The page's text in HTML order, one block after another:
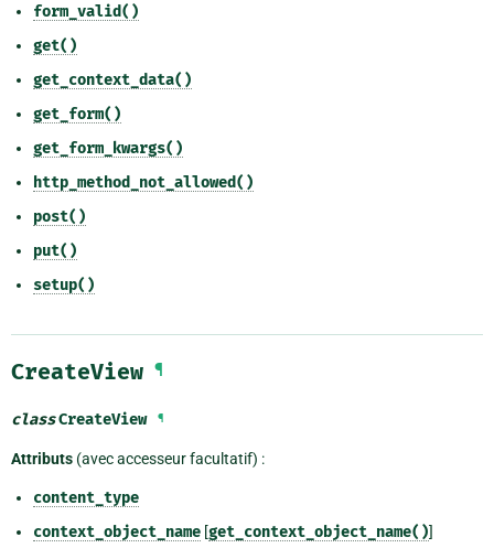
form_valid()
get()
get_context_data()
get_form()
get_form_kwargs()
http_method_not_allowed()
post()
put()
setup()
CreateView ¶
classCreateView ¶
Attributs (avec accesseur facultatif) :
content_type
context_object_name [get_context_object_name()]